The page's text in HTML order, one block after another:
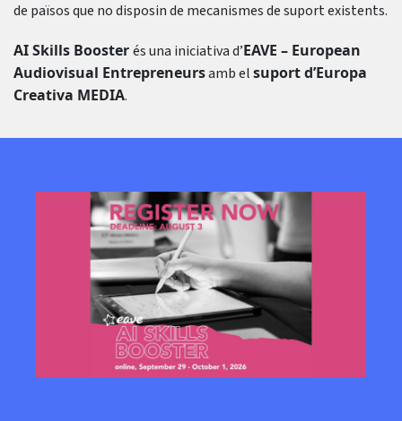
de països que no disposin de mecanismes de suport existents.
AI Skills Boosterés una iniciativa d’EAVE – European
Audiovisual Entrepreneursamb elsuport d’Europa
Creativa MEDIA.